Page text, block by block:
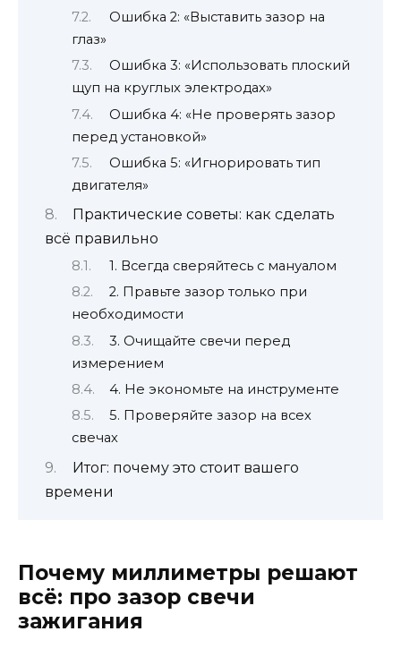
Ошибка 2: «Выставить зазор на
глаз»
Ошибка 3: «Использовать плоский
щуп на круглых электродах»
Ошибка 4: «Не проверять зазор
перед установкой»
Ошибка 5: «Игнорировать тип
двигателя»
Практические советы: как сделать
всё правильно
1. Всегда сверяйтесь с мануалом
2. Правьте зазор только при
необходимости
3. Очищайте свечи перед
измерением
4. Не экономьте на инструменте
5. Проверяйте зазор на всех
свечах
Итог: почему это стоит вашего
времени
Почему миллиметры решают
всё: про зазор свечи
зажигания